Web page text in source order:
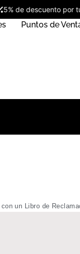
5% de descuento
Puntos de
un Libro de